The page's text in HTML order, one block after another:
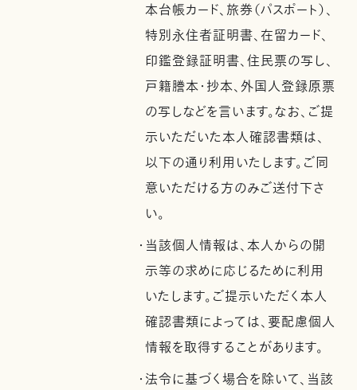
本台帳カード、旅券（パスポート）、
特別永住者証明書、在留カード、
印鑑登録証明書、住民票の写し、
戸籍謄本・抄本、外国人登録原票
の写しなどを言います。なお、ご提
示いただいた本人確認書類は、
以下の通り利用いたします。ご同
意いただける方のみご送付下さ
い。
・当該個人情報は、本人からの開
示等の求めに応じるために利用
いたします。ご提示いただく本人
確認書類によっては、要配慮個人
情報を取得することがあります。
・法令に基づく場合を除いて、当該